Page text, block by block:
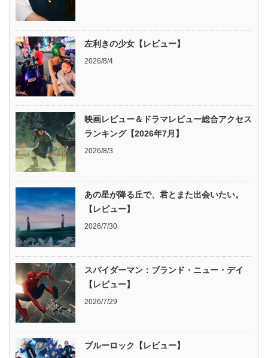
左利きの少女【レビュー】
2026/8/4
映画レビュー＆ドラマレビュー総合アクセス
ランキング【2026年7月】
2026/8/3
あの星が降る丘で、君とまた出会いたい。
【レビュー】
2026/7/30
スパイダーマン：ブランド・ニュー・デイ
【レビュー】
2026/7/29
ブルーロック【レビュー】